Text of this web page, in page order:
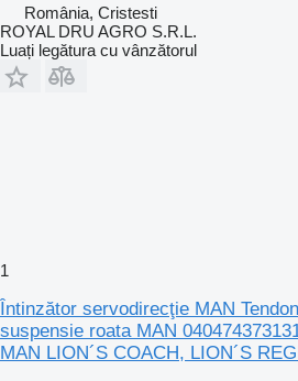
România, Cristesti
ROYAL DRU AGRO S.R.L.
Luați legătura cu vânzătorul
1
Întinzător servodirecţie MAN
suspensie roata MAN
MAN LION´S COACH, LION´S